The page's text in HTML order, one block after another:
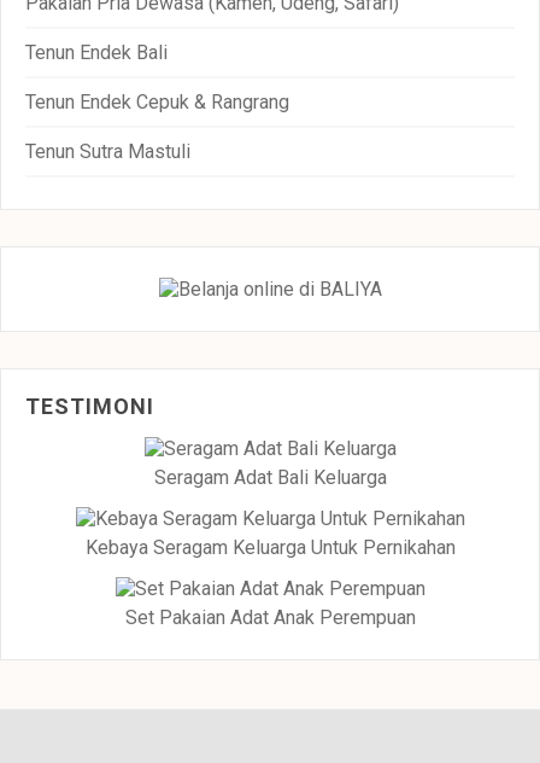
Tenun Endek Bali
Tenun Endek Cepuk & Rangrang
Tenun Sutra Mastuli
TESTIMONI
Seragam Adat Bali Keluarga
Kebaya Seragam Keluarga Untuk Pernikahan
Set Pakaian Adat Anak Perempuan